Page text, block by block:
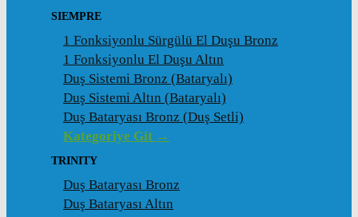
SIEMPRE
1 Fonksiyonlu Sürgülü El Duşu Bronz
1 Fonksiyonlu El Duşu Altın
Duş Sistemi Bronz (Bataryalı)
Duş Sistemi Altın (Bataryalı)
Duş Bataryası Bronz (Duş Setli)
Kategoriye Git →
TRINITY
Duş Bataryası Bronz
Duş Bataryası Altın